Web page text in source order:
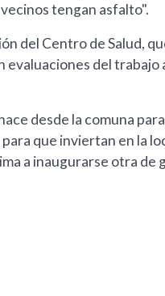
tengan asfalto".
del Centro de Salud,
del trabajo
desde la comuna
que inviertan en la
a inaugurarse otra de